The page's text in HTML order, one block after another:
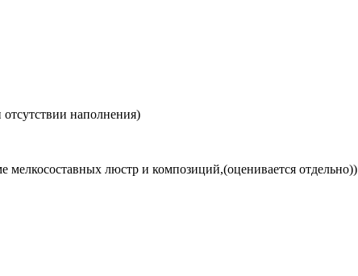
наполнения)
мелкосоставных люстр и композиций,(оценивается отдельно))